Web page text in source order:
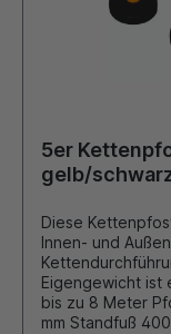
5er
gelb/
Diese
Innen- und
Eigengewicht ist
bis zu 8 Meter
mm Standfuß